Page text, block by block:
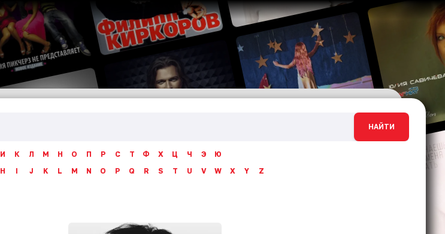
НАЙТИ
И К Л М Н О П Р С Т Ф Х Ц Ч Э
Ю
H I J K L M N O P Q R S T U V W X Y Z